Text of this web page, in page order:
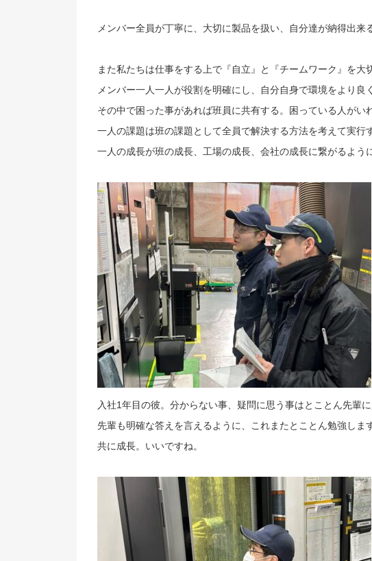
メンバー全員が丁寧に、大切に製品を扱い、自分達が納得出来
また私たちは仕事をする上で『自立』と『チームワーク』を大
メンバー一人一人が役割を明確にし、自分自身で環境をより良
その中で困った事があれば班員に共有する。困っている人がい
一人の課題は班の課題として全員で解決する方法を考えて実行
一人の成長が班の成長、工場の成長、会社の成長に繋がるよう
入社1年目の彼。分からない事、疑問に思う事はとことん先輩に
先輩も明確な答えを言えるように、これまたとことん勉強します
共に成長。いいですね。